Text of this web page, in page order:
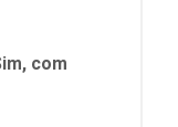
com